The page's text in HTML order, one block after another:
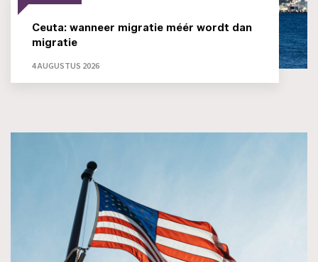
Ceuta: wanneer migratie méér wordt dan
migratie
4 AUGUSTUS 2026